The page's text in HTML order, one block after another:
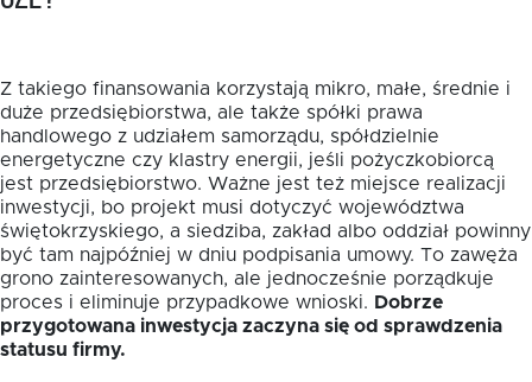
Z takiego finansowania korzystają mikro, małe, średnie i
duże przedsiębiorstwa, ale także spółki prawa
handlowego z udziałem samorządu, spółdzielnie
energetyczne czy klastry energii, jeśli pożyczkobiorcą
jest przedsiębiorstwo. Ważne jest też miejsce realizacji
inwestycji, bo projekt musi dotyczyć województwa
świętokrzyskiego, a siedziba, zakład albo oddział powinny
być tam najpóźniej w dniu podpisania umowy. To zawęża
grono zainteresowanych, ale jednocześnie porządkuje
proces i eliminuje przypadkowe wnioski. Dobrze
przygotowana inwestycja zaczyna się od sprawdzenia
statusu firmy.